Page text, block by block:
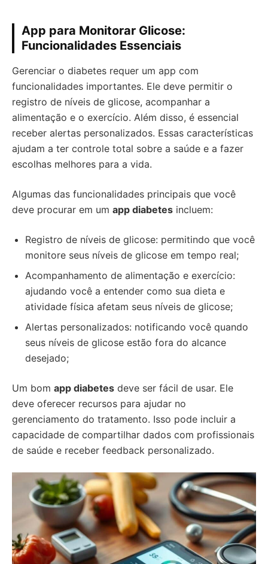
App para Monitorar Glicose:
Funcionalidades Essenciais
Gerenciar o diabetes requer um app com
funcionalidades importantes. Ele deve permitir o
registro de níveis de glicose, acompanhar a
alimentação e o exercício. Além disso, é essencial
receber alertas personalizados. Essas características
ajudam a ter controle total sobre a saúde e a fazer
escolhas melhores para a vida.
Algumas das funcionalidades principais que você
deve procurar em um app diabetes incluem:
Registro de níveis de glicose: permitindo que você
monitore seus níveis de glicose em tempo real;
Acompanhamento de alimentação e exercício:
ajudando você a entender como sua dieta e
atividade física afetam seus níveis de glicose;
Alertas personalizados: notificando você quando
seus níveis de glicose estão fora do alcance
desejado;
Um bom app diabetes deve ser fácil de usar. Ele
deve oferecer recursos para ajudar no
gerenciamento do tratamento. Isso pode incluir a
capacidade de compartilhar dados com profissionais
de saúde e receber feedback personalizado.